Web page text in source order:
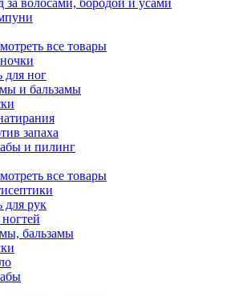
за волосами, бородой и усами
все товары
для ног
и бальзамы
запаха
и пилинг
все товары
для рук
бальзамы